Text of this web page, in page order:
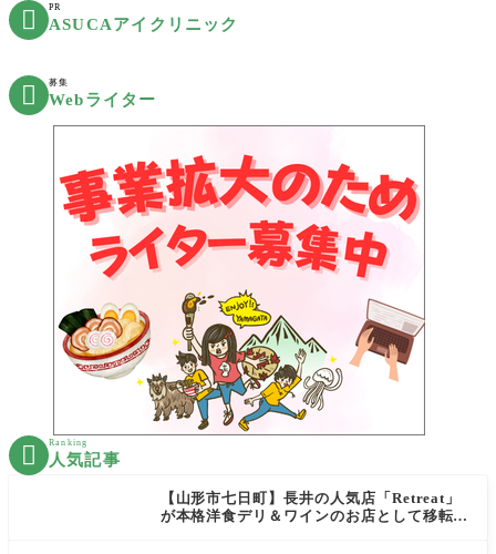
 PR
ASUCAアイクリニック
 募集
Webライター
 Ranking
人気記事
【山形市七日町】長井の人気店「Retreat」
が本格洋食デリ＆ワインのお店として移転オ